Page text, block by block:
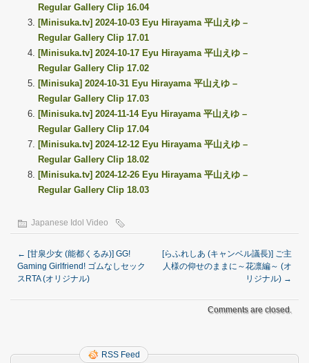
Regular Gallery Clip 16.04
[Minisuka.tv] 2024-10-03 Eyu Hirayama 平山えゆ –
Regular Gallery Clip 17.01
[Minisuka.tv] 2024-10-17 Eyu Hirayama 平山えゆ –
Regular Gallery Clip 17.02
[Minisuka] 2024-10-31 Eyu Hirayama 平山えゆ –
Regular Gallery Clip 17.03
[Minisuka.tv] 2024-11-14 Eyu Hirayama 平山えゆ –
Regular Gallery Clip 17.04
[Minisuka.tv] 2024-12-12 Eyu Hirayama 平山えゆ –
Regular Gallery Clip 18.02
[Minisuka.tv] 2024-12-26 Eyu Hirayama 平山えゆ –
Regular Gallery Clip 18.03
Japanese Idol Video
← [甘泉少女 (能都くるみ)] GG!
Gaming Girlfriend! ゴムなしセック
スRTA (オリジナル)
[らふれしあ (キャンベル議長)] ご主
人様の仰せのままに～花凛編～ (オ
リジナル) →
Comments are closed.
RSS Feed